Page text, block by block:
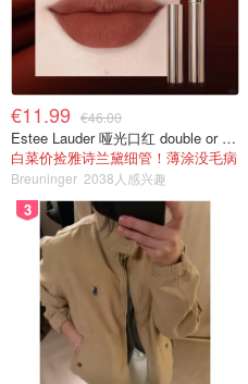
€11.99 €46.00
Estee Lauder 哑光口红 double or nothing色号
白菜价捡雅诗兰黛细管！薄涂没毛病
Breuninger 2038人感兴趣
3